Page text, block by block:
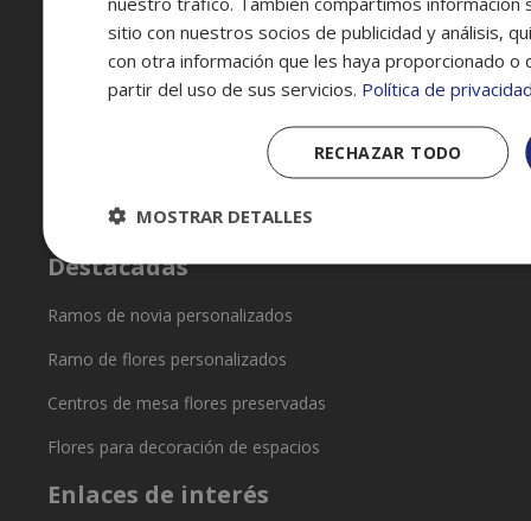
Av. de César Augusto, 100, Casco Antiguo 50003
Zaragoza
636 08 12 24
Horario: L-D 8:00h a 20:00h
Destacadas
Ramos de novia personalizados
Ramo de flores personalizados
Centros de mesa flores preservadas
Flores para decoración de espacios
Enlaces de interés
sitio con nuestros socios de publicidad y análisis,
con otra información que les haya proporcionado o
partir del uso de sus servicios. Política de
RECHAZAR TODO
MOSTRAR DETALLES